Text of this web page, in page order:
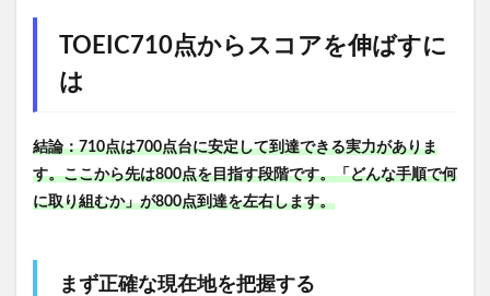
TOEIC710点からスコアを伸ばすに
は
結論：710点は700点台に安定して到達できる実力がありま
す。ここから先は800点を目指す段階です。「どんな手順で何
に取り組むか」が800点到達を左右します。
まず正確な現在地を把握する